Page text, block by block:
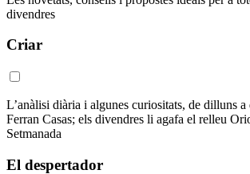
divendres
Criar
L’anàlisi diària i algunes curiositats, de dilluns
Ferran Casas; els divendres li agafa el relleu
Setmanada
El despertador